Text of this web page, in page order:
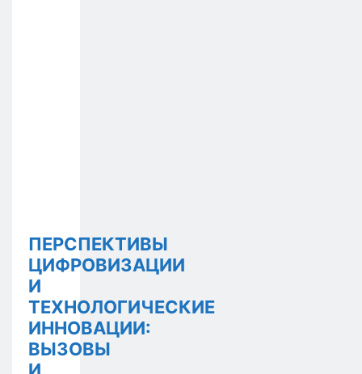
ПЕРСПЕКТИВЫ
ЦИФРОВИЗАЦИИ
И
ТЕХНОЛОГИЧЕСКИЕ
ИННОВАЦИИ:
ВЫЗОВЫ